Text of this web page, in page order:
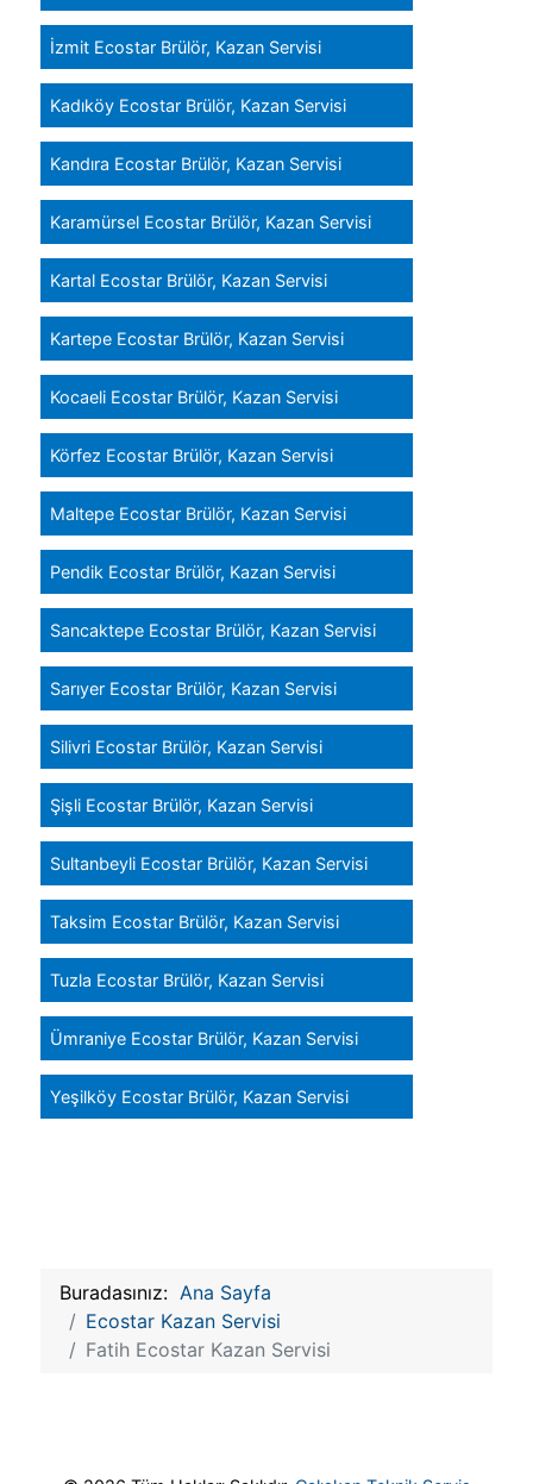
İzmit Ecostar Brülör, Kazan Servisi
Kadıköy Ecostar Brülör, Kazan Servisi
Kandıra Ecostar Brülör, Kazan Servisi
Karamürsel Ecostar Brülör, Kazan Servisi
Kartal Ecostar Brülör, Kazan Servisi
Kartepe Ecostar Brülör, Kazan Servisi
Kocaeli Ecostar Brülör, Kazan Servisi
Körfez Ecostar Brülör, Kazan Servisi
Maltepe Ecostar Brülör, Kazan Servisi
Pendik Ecostar Brülör, Kazan Servisi
Sancaktepe Ecostar Brülör, Kazan Servisi
Sarıyer Ecostar Brülör, Kazan Servisi
Silivri Ecostar Brülör, Kazan Servisi
Şişli Ecostar Brülör, Kazan Servisi
Sultanbeyli Ecostar Brülör, Kazan Servisi
Taksim Ecostar Brülör, Kazan Servisi
Tuzla Ecostar Brülör, Kazan Servisi
Ümraniye Ecostar Brülör, Kazan Servisi
Yeşilköy Ecostar Brülör, Kazan Servisi
Buradasınız: Ana Sayfa
Ecostar Kazan Servisi
Fatih Ecostar Kazan Servisi